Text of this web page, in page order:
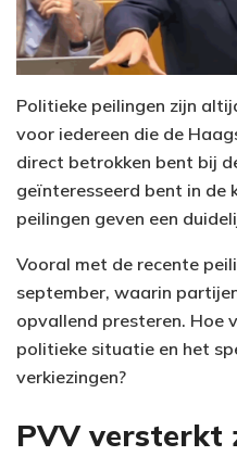
Politieke peilingen zijn
voor iedereen die de
direct betrokken bent bij
geïnteresseerd bent in de
peilingen geven een
Vooral met de recente
september, waarin
opvallend presteren. Hoe
politieke situatie en het
verkiezingen?
PVV versterkt